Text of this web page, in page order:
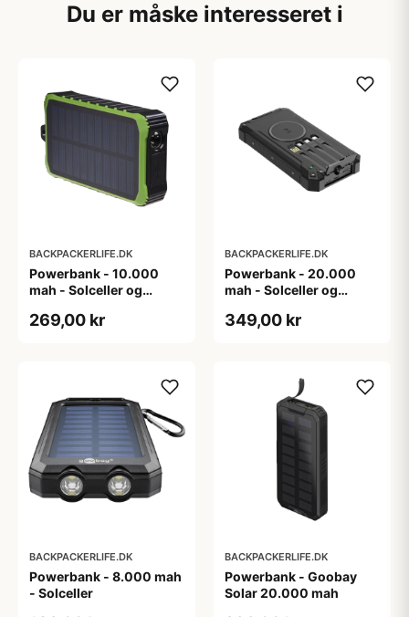
Du er måske interesseret i
BACKPACKERLIFE.DK
Powerbank - 10.000
mah - Solceller og
269,00 kr
BACKPACKERLIFE.DK
Powerbank - 20.000
mah - Solceller og
ladekabler
349,00 kr
BACKPACKERLIFE.DK
Powerbank - 8.000 mah
- Solceller
BACKPACKERLIFE.DK
Powerbank - Goobay
Solar 20.000 mah